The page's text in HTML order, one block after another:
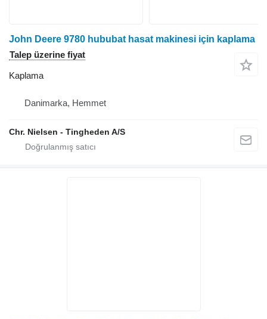
John Deere 9780 hububat hasat makinesi için kaplama
Talep üzerine fiyat
Kaplama
Danimarka, Hemmet
Chr. Nielsen - Tingheden A/S